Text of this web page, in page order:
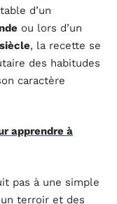
d’un
ou lors d’un
, la recette se
des habitudes
caractère
apprendre à
pas à une simple
terroir et des